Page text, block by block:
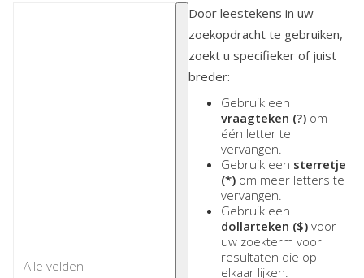
Door leestekens in uw
zoekopdracht te gebruiken,
zoekt u specifieker of juist
breder:
Gebruik een
vraagteken (?) om
één letter te
vervangen.
Gebruik een sterretje
(*) om meer letters te
vervangen.
Gebruik een
dollarteken ($) voor
uw zoekterm voor
resultaten die op
elkaar lijken.